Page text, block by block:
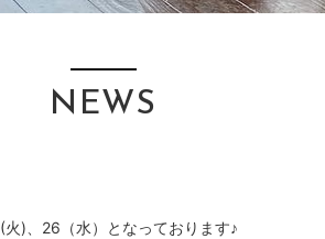
NEWS
)、26（水）となっております♪